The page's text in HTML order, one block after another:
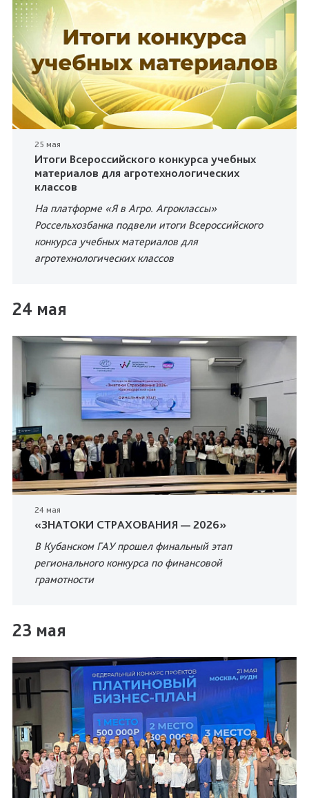
25 мая
Итоги Всероссийского конкурса учебных
материалов для агротехнологических
классов
На платформе «Я в Агро. Агроклассы»
Россельхозбанка подвели итоги Всероссийского
конкурса учебных материалов для
агротехнологических классов
24 мая
24 мая
«ЗНАТОКИ СТРАХОВАНИЯ — 2026»
В Кубанском ГАУ прошел финальный этап
регионального конкурса по финансовой
грамотности
23 мая